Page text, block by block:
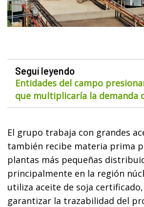
Seguí leyendo
Entidades del campo
que multiplicaría la demanda
El grupo trabaja con grandes
también recibe materia prima
plantas más pequeñas
principalmente en la región
utiliza aceite de soja
garantizar la trazabilidad del